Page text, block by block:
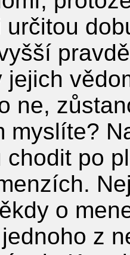
určitou
jejich
ne,
myslíte?
chodit po
o
z